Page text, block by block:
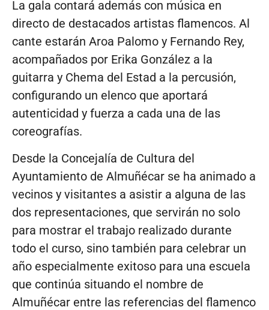
La gala contará además con música en
directo de destacados artistas flamencos. Al
cante estarán Aroa Palomo y Fernando Rey,
acompañados por Erika González a la
guitarra y Chema del Estad a la percusión,
configurando un elenco que aportará
autenticidad y fuerza a cada una de las
coreografías.
Desde la Concejalía de Cultura del
Ayuntamiento de Almuñécar se ha animado a
vecinos y visitantes a asistir a alguna de las
dos representaciones, que servirán no solo
para mostrar el trabajo realizado durante
todo el curso, sino también para celebrar un
año especialmente exitoso para una escuela
que continúa situando el nombre de
Almuñécar entre las referencias del flamenco